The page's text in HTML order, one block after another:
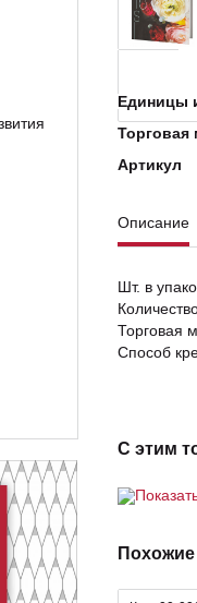
Единицы
Торговая
Артикул
Описание
Шт. в
Торговая
Способ
С этим